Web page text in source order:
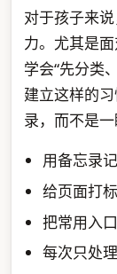
对于孩子来
力。尤其是
学会“先分类
建立这样的
录，而不是一
用备忘录
给页面打
把常用入
每次只处